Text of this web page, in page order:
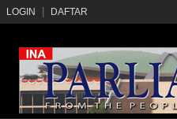
LOGIN DAFTAR